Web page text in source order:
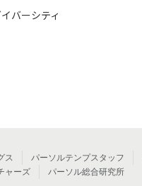
バーシティ
ス パーソルテンプスタッフ
ャーズ
パーソル総合研究所